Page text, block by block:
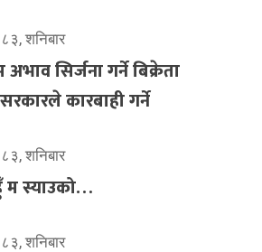
शनिबार
सिर्जना गर्ने बिक्रेता
कारबाही गर्ने
शनिबार
स्याउको…
शनिबार